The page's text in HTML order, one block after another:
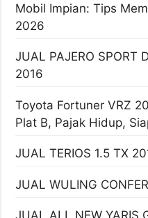
Mobil Impian: Tips
2026
JUAL PAJERO SPORT
2016
Toyota Fortuner VRZ
Plat B, Pajak Hidup,
JUAL TERIOS 1.5 TX
JUAL WULING
JUAL ALL NEW YARIS